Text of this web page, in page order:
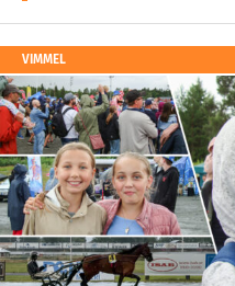
VIMMEL